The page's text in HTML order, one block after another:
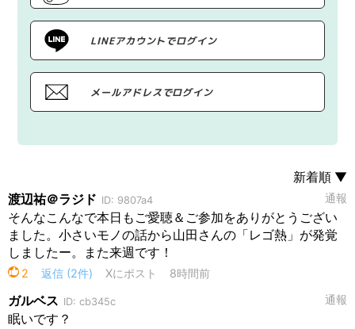
LINEアカウントでログイン
メールアドレスでログイン